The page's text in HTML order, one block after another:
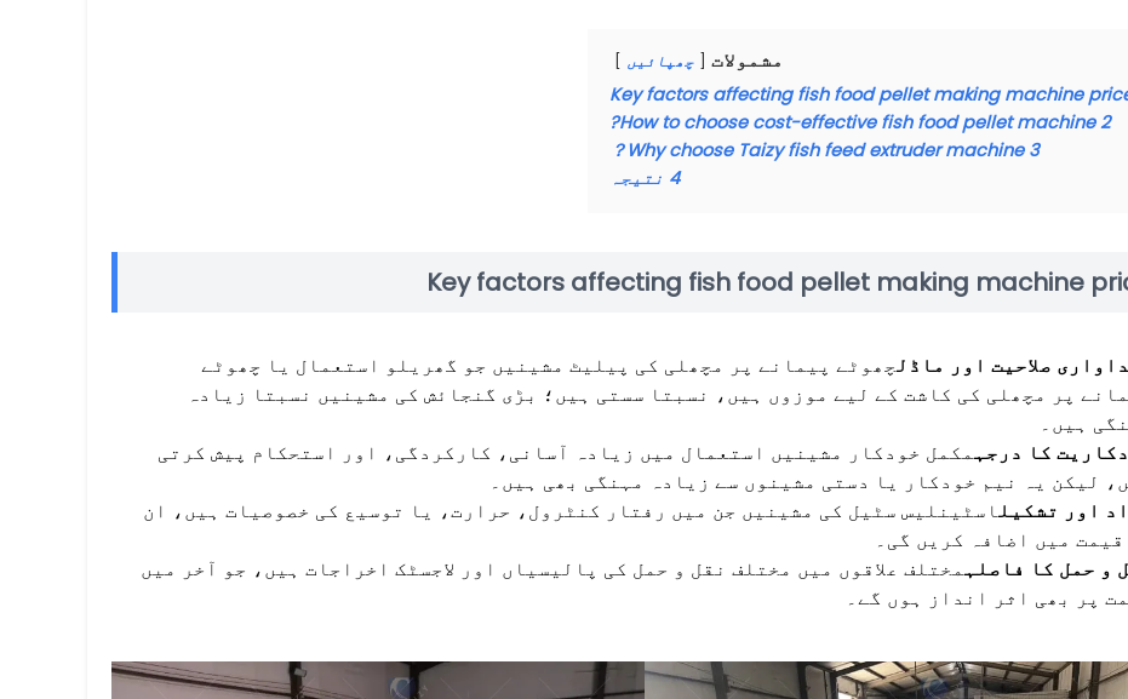
مشمولات چھپائیں
Key factors affecting fish food pellet making machine
2
How to choose cost-effective fish food pellet machine?
3
Why choose Taizy fish feed extruder machine？
4 نتیجہ
Key factors affecting fish food pellet making machine
صلاحیت اور ماڈلچھوٹے پیمانے پر مچھلی کی پیلیٹ مشینیں جو گھریلو استعمال یا چھوٹے
پر مچھلی کی کاشت کے لیے موزوں ہیں، نسبتا سستی ہیں؛ بڑی گنجائش کی مشینیں نسبتا زیادہ
ہیں۔
کا درجہمکمل خودکار مشینیں استعمال میں زیادہ آسانی، کارکردگی، اور استحکام پیش کرتی
لیکن یہ نیم خودکار یا دستی مشینوں سے زیادہ مہنگی بھی ہیں۔
اور تشکیلاسٹینلیس سٹیل کی مشینیں جن میں رفتار کنٹرول، حرارت، یا توسیع کی خصوصیات ہیں، ان
قیمت میں اضافہ کریں گی۔
و حمل کا فاصلہمختلف علاقوں میں مختلف نقل و حمل کی پالیسیاں اور لاجسٹک اخراجات ہیں، جو آخر میں
پر بھی اثر انداز ہوں گے۔